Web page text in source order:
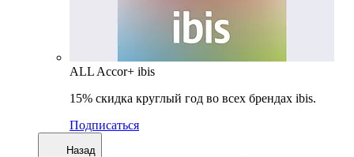
ALL Accor+ ibis
15% скидка круглый год во всех брендах ibis.
Подписаться
Назад